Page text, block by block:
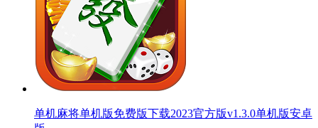
单机麻将单机版免费版下载2023官方版v1.3.0单机版安卓